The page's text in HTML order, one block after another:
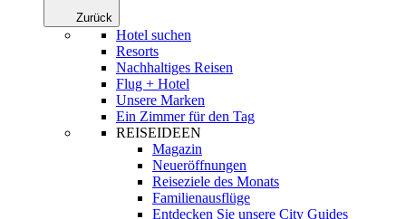
Zurück
Hotel suchen
Resorts
Nachhaltiges Reisen
Flug + Hotel
Unsere Marken
Ein Zimmer für den Tag
REISEIDEEN
Magazin
Neueröffnungen
Reiseziele des Monats
Familienausflüge
Entdecken Sie unsere City Guides